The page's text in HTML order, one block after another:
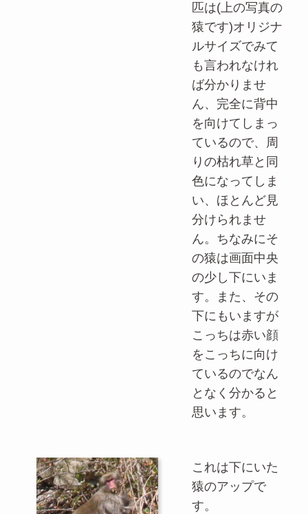
匹は(上の写真の
猿です)オリジナ
ルサイズでみて
も言われなけれ
ば分かりませ
ん、完全に背中
を向けてしまっ
ているので、周
りの枯れ草と同
色になってしま
い、ほとんど見
分けられませ
ん。ちなみにそ
の猿は画面中央
の少し下にいま
す。また、その
下にもいますが
こっちは赤い顔
をこっちに向け
ているのでなん
となく分かると
思います。
これは下にいた
猿のアップで
す。